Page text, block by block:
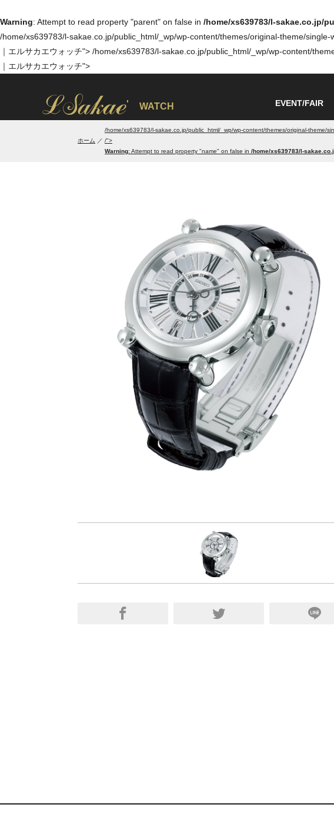
Warning: Attempt to read property "parent" on false in /home/xs639783/l-sakae.co.jp/
/home/xs639783/l-sakae.co.jp/public_html/_wp/wp-content/themes/original-theme/single-
｜エルサカエウォッチ"> /home/xs639783/l-sakae.co.jp/public_html/_wp/wp-content/
｜エルサカエウォッチ">
' WATCH
EVENT/FAIR
ホーム
/home/xs639783/l-sakae.co.jp/public_html/_wp/wp-content/themes/original-theme/
/">
Warning: Attempt to read property "name" on false in /home/xs639783/l-